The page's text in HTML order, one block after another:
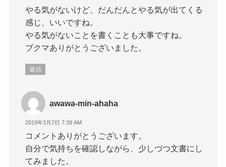
やる気がないけど、だんだんとやる気が出てくる
感じ、いいですね。
やる気がないことを書くことも大事ですね。
ブクマありがとうございました。
返信
awawa-min-ahaha
2019年3月7日 7:39 AM
コメントありがとうございます。
自分で気持ちを確認しながら、少しづつ文書にし
てみました。